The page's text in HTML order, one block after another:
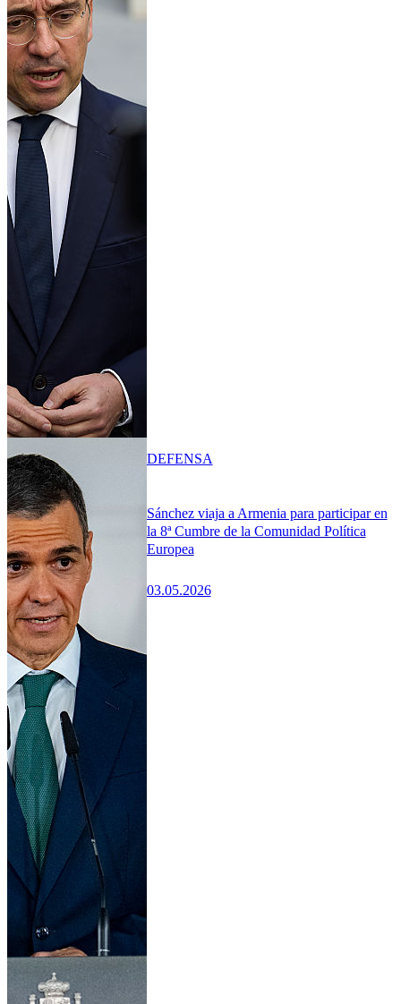
Sánchez viaja a Armenia para participar en
la 8ª Cumbre de la Comunidad Política
Europea
03.05.2026
DEFENSA